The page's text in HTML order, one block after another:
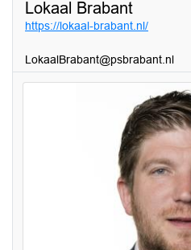
Lokaal Brabant
https://lokaal-brabant.nl/
LokaalBrabant@psbrabant.nl